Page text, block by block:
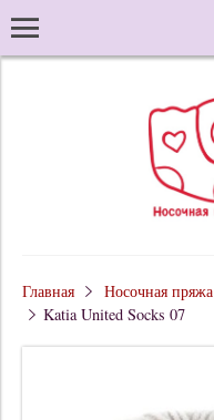
Главная Носочная пряжа
Katia United Socks 07